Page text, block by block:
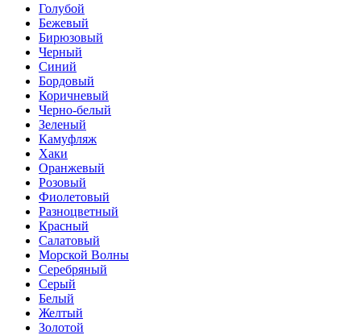
Голубой
Бежевый
Бирюзовый
Черный
Синий
Бордовый
Коричневый
Черно-белый
Зеленый
Камуфляж
Хаки
Оранжевый
Розовый
Фиолетовый
Разноцветный
Красный
Салатовый
Морской Волны
Серебряный
Серый
Белый
Желтый
Золотой